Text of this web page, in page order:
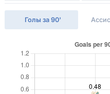
Голы за 90'